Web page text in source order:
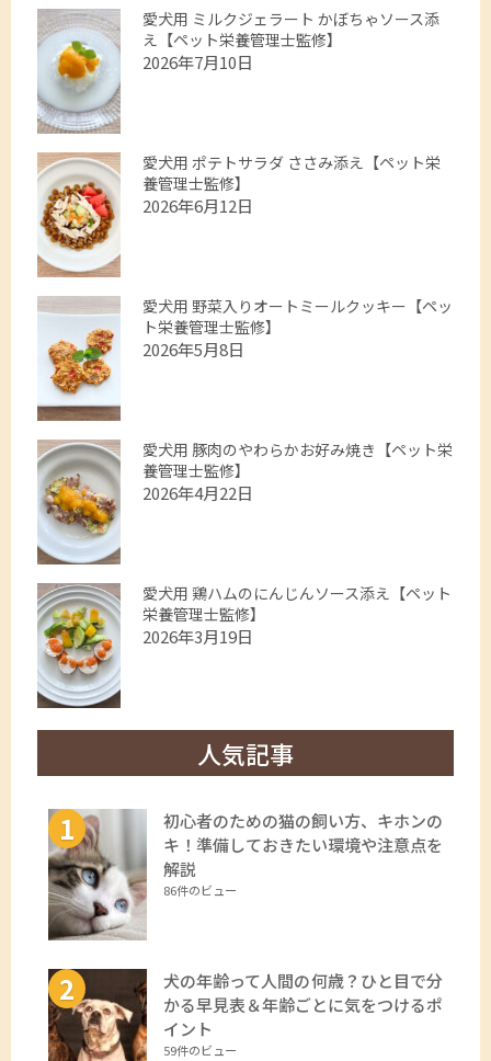
愛犬用 ミルクジェラート かぼちゃソース添
え【ペット栄養管理士監修】
2026年7月10日
愛犬用 ポテトサラダ ささみ添え【ペット栄
養管理士監修】
2026年6月12日
愛犬用 野菜入りオートミールクッキー【ペッ
ト栄養管理士監修】
2026年5月8日
愛犬用 豚肉のやわらかお好み焼き【ペット栄
養管理士監修】
2026年4月22日
愛犬用 鶏ハムのにんじんソース添え【ペット
栄養管理士監修】
2026年3月19日
人気記事
初心者のための猫の飼い方、キホンの
キ！準備しておきたい環境や注意点を
解説
86件のビュー
犬の年齢って人間の何歳？ひと目で分
かる早見表＆年齢ごとに気をつけるポ
イント
59件のビュー